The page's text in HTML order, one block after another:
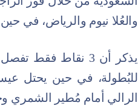
والعُلا نيوم والرياض، في
يذكر أن 3 نقاط
للبُطولة، في حين يحتل
الرالي أمام مُطير الشمري